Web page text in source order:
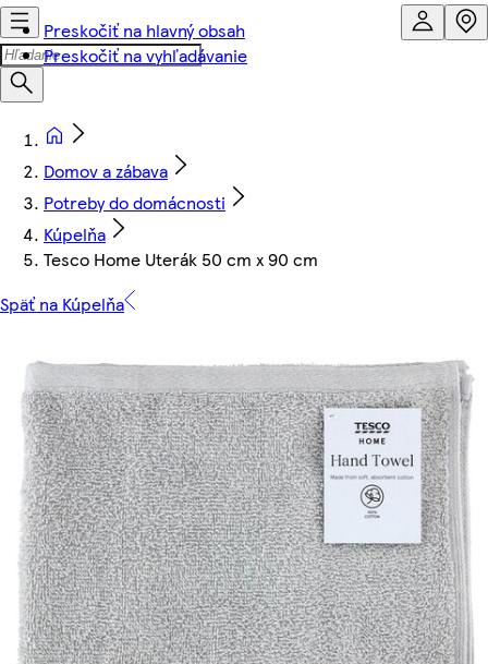
Preskočiť na hlavný obsah
Preskočiť na vyhľadávanie
Domov a zábava
Potreby do domácnosti
Kúpelňa
Tesco Home Uterák 50 cm x 90 cm
Späť na Kúpelňa